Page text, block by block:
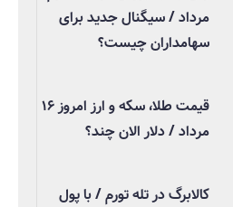
مرداد / سیگنال جدید برای
سهامداران چیست؟
قیمت طلا، سکه و ارز امروز ۱۶
مرداد / دلار الان چند؟
کالابرگ در تله تورم / با پول